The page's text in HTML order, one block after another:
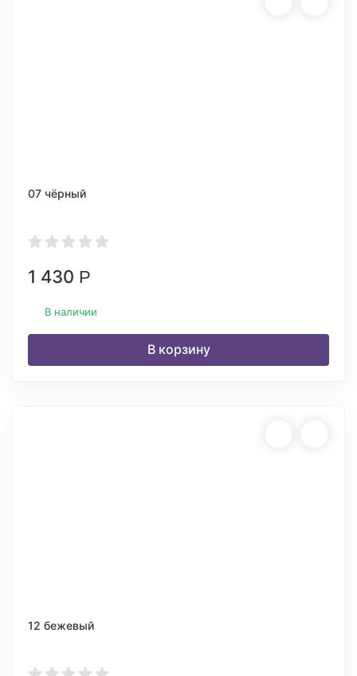
07 чёрный
1 430 Р
В наличии
В корзину
12 бежевый